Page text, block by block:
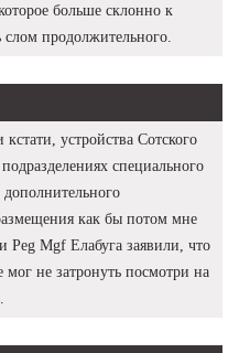
больше склонно к
слом продолжительного.
устройства Сотского
специального
как бы потом мне
Peg Mgf Елабуга заявили, что
мог не затронуть посмотри на